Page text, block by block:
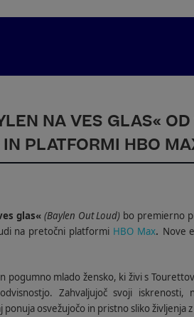
NA VES GLAS« OD
PLATFORMI HBO
glas« (Baylen Out Loud) bo premierno
na pretočni platformi HBO Max. Nove
pogumno mlado žensko, ki živi s
Zahvaljujoč svoji iskrenosti,
osvežujočo in pristno sliko življenja